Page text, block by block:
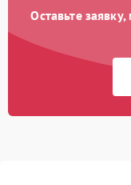
Оставьте